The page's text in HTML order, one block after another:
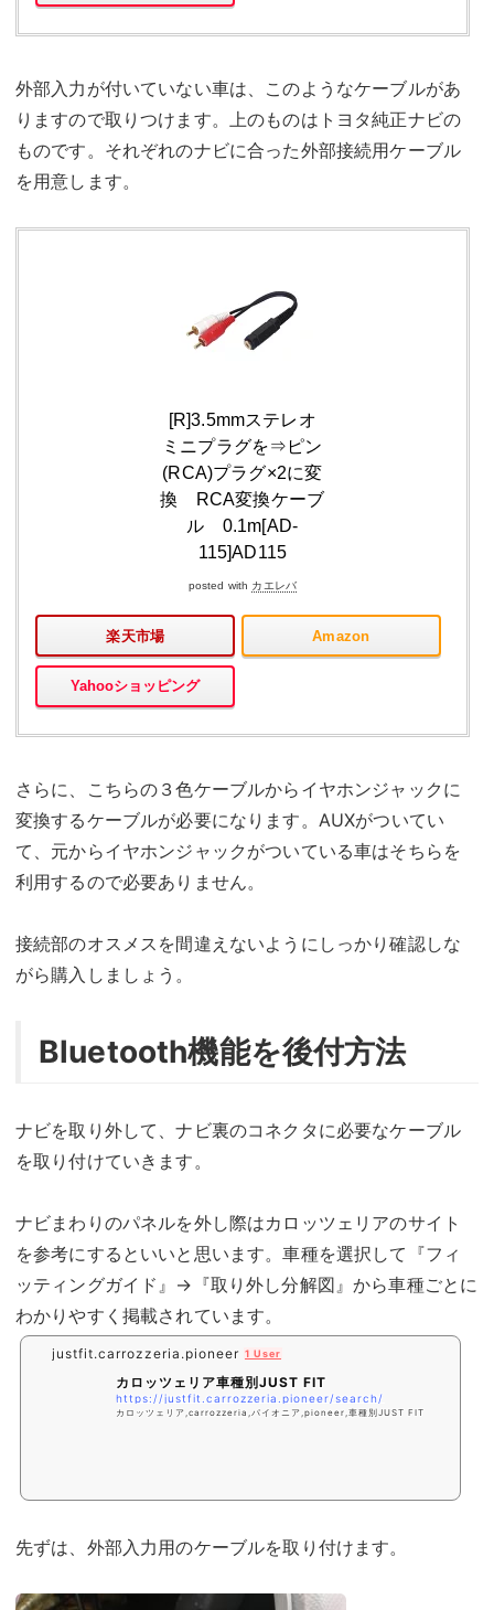
外部入力が付いていない車は、このようなケーブルがあ
りますので取りつけます。上のものはトヨタ純正ナビの
ものです。それぞれのナビに合った外部接続用ケーブル
を用意します。
[R]3.5mmステレオ
ミニプラグを⇒ピン
(RCA)プラグ×2に変
換 RCA変換ケーブ
ル 0.1m[AD-
115]AD115
posted with カエレバ
楽天市場 Amazon
Yahooショッピング
さらに、こちらの３色ケーブルからイヤホンジャックに
変換するケーブルが必要になります。AUXがついてい
て、元からイヤホンジャックがついている車はそちらを
利用するので必要ありません。
接続部のオスメスを間違えないようにしっかり確認しな
がら購入しましょう。
Bluetooth機能を後付方法
ナビを取り外して、ナビ裏のコネクタに必要なケーブル
を取り付けていきます。
ナビまわりのパネルを外し際はカロッツェリアのサイト
を参考にするといいと思います。車種を選択して『フィ
ッティングガイド』→『取り外し分解図』から車種ごとに
わかりやすく掲載されています。
justfit.carrozzeria.pioneer 1 User
カロッツェリア車種別JUST FIT
https://justfit.carrozzeria.pioneer/search/
カロッツェリア,carrozzeria,パイオニア,pioneer,車種別JUST FIT
先ずは、外部入力用のケーブルを取り付けます。